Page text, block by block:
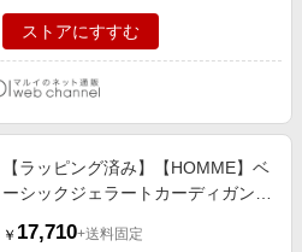
ストアにすすむ
【ラッピング済み】【HOMME】ベ
ーシックジェラートカーディガン＆
￥ 17,710+送料固定